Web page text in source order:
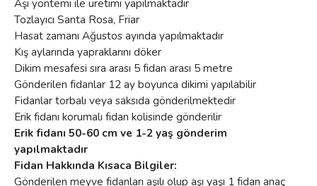
Aşı yöntemi ile üretimi yapılmaktadır
Tozlayıcı Santa Rosa, Friar
Hasat zamanı Ağustos ayında yapılmaktadır
Kış aylarında yapraklarını döker
Dikim mesafesi sıra arası 5 fidan arası 5 metre
Gönderilen fidanlar 12 ay boyunca dikimi yapılabilir
Fidanlar torbalı veya saksıda gönderilmektedir
Erik fidanı korumalı fidan kolisinde gönderilir
Erik fidanı 50-60 cm ve 1-2 yaş gönderim
yapılmaktadır
Fidan Hakkında Kısaca Bilgiler:
Gönderilen meyve fidanları aşılı olup aşı yaşı 1 fidan anaç